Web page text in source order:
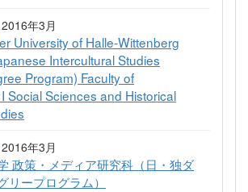
年3月
University of Halle-Wittenberg
Intercultural Studies
Program) Faculty of
Social Sciences and Historical
年3月
政策・メディア研究科（日・独ダ
リープログラム）